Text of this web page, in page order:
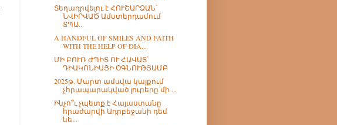
Տեղադրվելու է ՀՈՒՇԱՐՁԱՆ՝
ՆՎԻՐՎԱԾ Ամստերդամում
ՏՊԱ...
A HANDFUL OF SMILES AND FAITH
WITH THE HELP OF DIA...
ՄԻ ԲՈՒՌ ԺՊԻՏ ՈՒ ՀԱՎԱՏ՝
ԴԻԱԿՈՆԻԱՅԻ ՕԳՆՈՒԹՅԱՄԲ
2025թ. Մարտ ամսվա կայքում
չհրապարակված լուրերը մի ...
Ինչո՞ւ չպետք է Հայաստանը
հրաժարվի Ադրբեջանի դեմ
նե...